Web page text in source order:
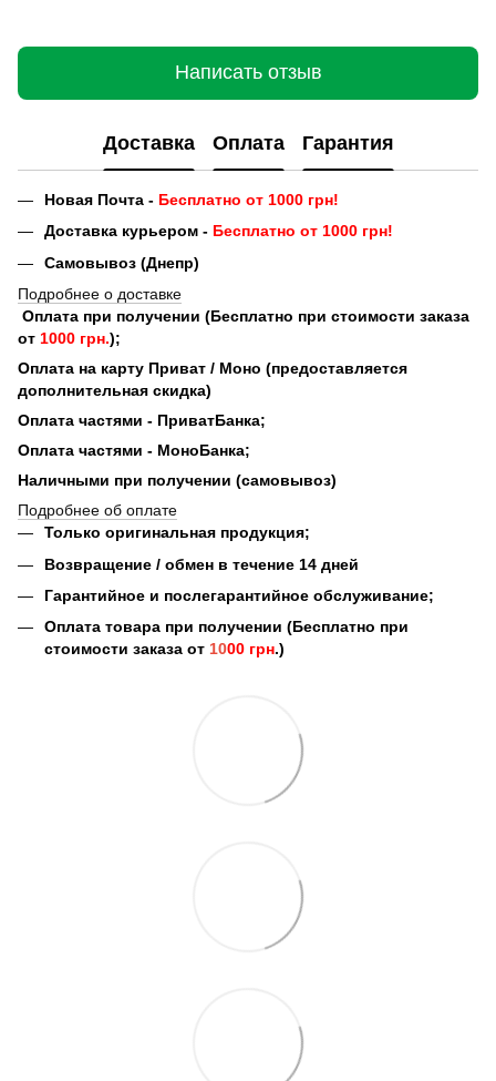
Написать отзыв
Доставка Оплата Гарантия
Новая Почта - Бесплатно от 1000 грн!
Доставка курьером - Бесплатно от 1000 грн!
Самовывоз (Днепр)
Подробнее о доставке
Оплата при получении (Бесплатно при стоимости заказа
от 1000 грн.);
Оплата на карту Приват / Моно (предоставляется
дополнительная скидка)
Оплата частями - ПриватБанка;
Оплата частями - МоноБанка;
Наличными при получении (самовывоз)
Подробнее об оплате
Только оригинальная продукция;
Возвращение / обмен в течение 14 дней
Гарантийное и послегарантийное обслуживание;
Оплата товара при получении (Бесплатно при
стоимости заказа от 1000 грн.)